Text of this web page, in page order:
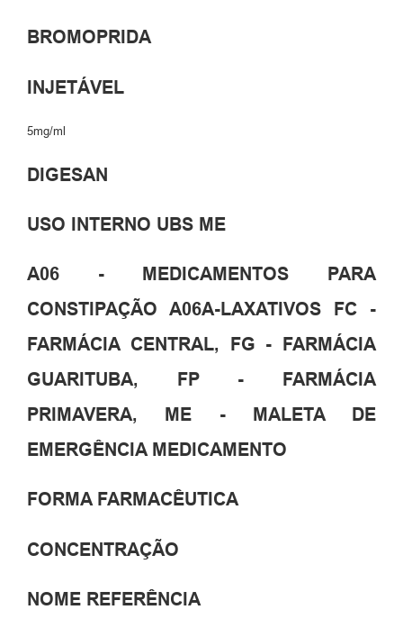
BROMOPRIDA
INJETÁVEL
5mg/ml
DIGESAN
USO INTERNO UBS ME
A06 - MEDICAMENTOS PARA
CONSTIPAÇÃO A06A-LAXATIVOS FC -
FARMÁCIA CENTRAL, FG - FARMÁCIA
GUARITUBA, FP - FARMÁCIA
PRIMAVERA, ME - MALETA DE
EMERGÊNCIA MEDICAMENTO
FORMA FARMACÊUTICA
CONCENTRAÇÃO
NOME REFERÊNCIA